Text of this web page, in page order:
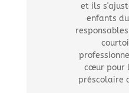
et ils
enfants
cœur pour
préscolaire